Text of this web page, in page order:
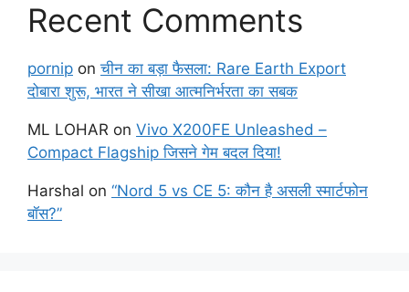
Recent Comments
pornip onचीन का बड़ा फैसला: Rare Earth Export
दोबारा शुरू, भारत ने सीखा आत्मनिर्भरता का सबक
ML LOHAR on Vivo X200FE Unleashed –
Compact Flagship जिसने गेम बदल दिया!
Harshal on “Nord 5 vs CE 5: कौन है असली स्मार्टफोन
बॉस?”